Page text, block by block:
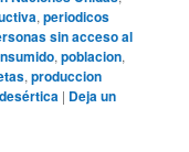
,periodicos
sin acceso al
,poblacion,
,produccion
| Deja un